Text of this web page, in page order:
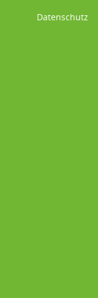
Datenschutz